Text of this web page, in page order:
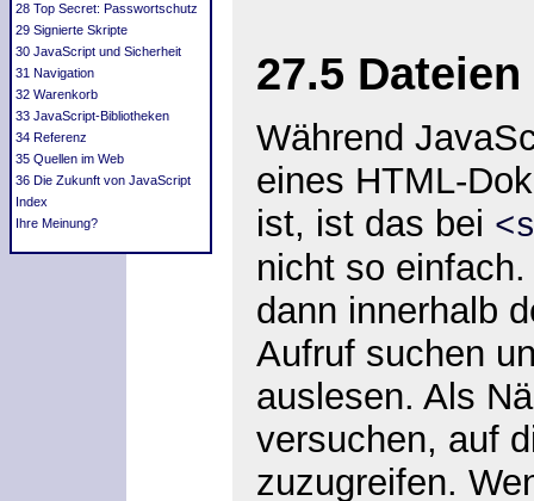
28 Top Secret: Passwortschutz
29 Signierte Skripte
30 JavaScript und Sicherheit
31 Navigation
32 Warenkorb
33 JavaScript-Bibliotheken
34 Referenz
35 Quellen im Web
36 Die Zukunft von JavaScript
Index
Ihre Meinung?
27.5
Während
eines HTML-
ist, ist das bei
nicht so
dann innerhalb
Aufruf suchen
auslesen. Als
versuchen, auf
zuzugreifen.